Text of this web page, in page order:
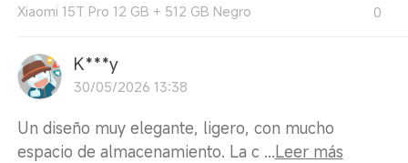
Xiaomi 15T Pro 12 GB + 512 GB Negro 0
K***y
30/05/2026 13:38
Un diseño muy elegante, ligero, con mucho
espacio de almacenamiento. La c ...Leer más